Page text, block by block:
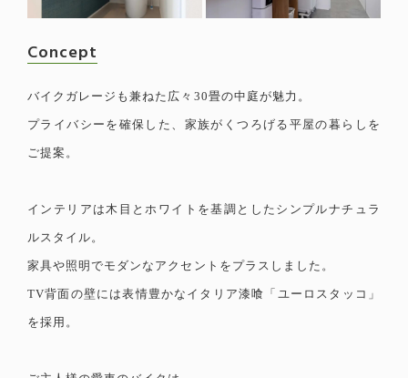
Concept
バイクガレージも兼ねた広々30畳の中庭が魅力。
プライバシーを確保した、家族がくつろげる平屋の暮らしを
ご提案。
インテリアは木目とホワイトを基調としたシンプルナチュラ
ルスタイル。
家具や照明でモダンなアクセントをプラスしました。
TV背面の壁には表情豊かなイタリア漆喰「ユーロスタッコ」
を採用。